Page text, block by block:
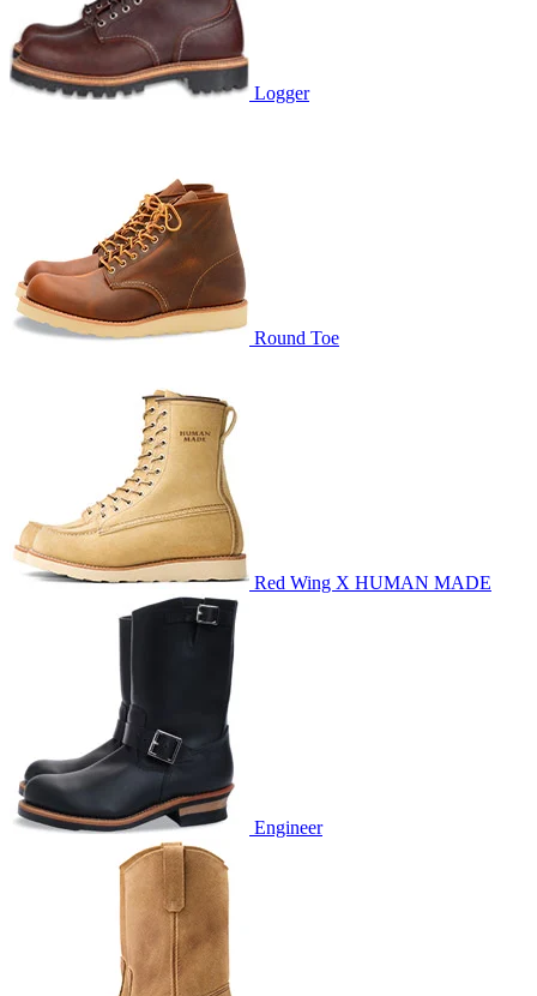
Logger
Round Toe
Red Wing X HUMAN MADE
Engineer